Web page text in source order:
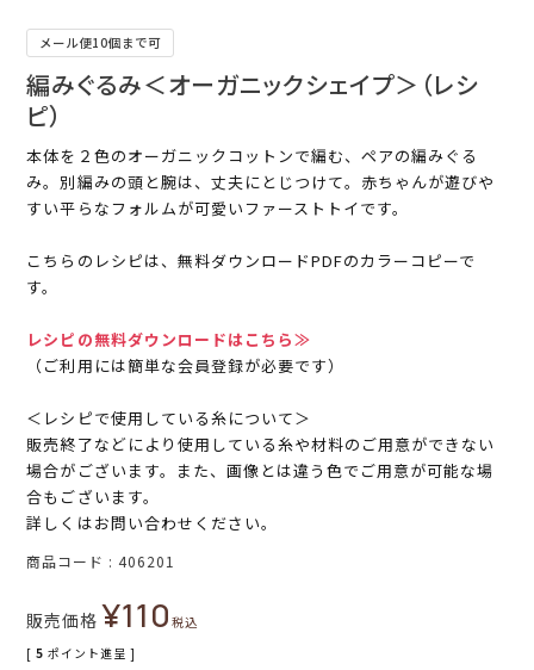
メール便10個まで可
編みぐるみ＜オーガニックシェイプ＞（レシ
ピ）
本体を２色のオーガニックコットンで編む、ペアの編みぐる
み。別編みの頭と腕は、丈夫にとじつけて。赤ちゃんが遊びや
すい平らなフォルムが可愛いファーストトイです。
こちらのレシピは、無料ダウンロードPDFのカラーコピーで
す。
レシピの無料ダウンロードはこちら≫
（ご利用には簡単な会員登録が必要です）
＜レシピで使用している糸について＞
販売終了などにより使用している糸や材料のご用意ができない
場合がございます。また、画像とは違う色でご用意が可能な場
合もございます。
詳しくはお問い合わせください。
商品コード 406201
販売価格 ¥110税込
[ 5 ポイント進呈 ]